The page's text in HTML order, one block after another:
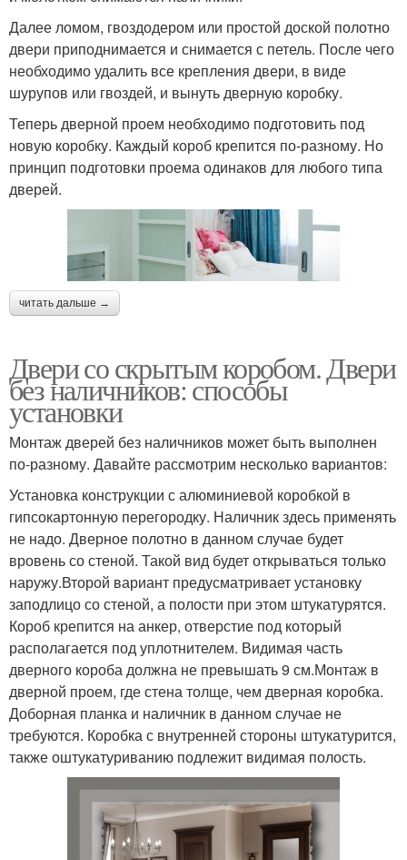
Далее ломом, гвоздодером или простой доской полотно
двери приподнимается и снимается с петель. После чего
необходимо удалить все крепления двери, в виде
шурупов или гвоздей, и вынуть дверную коробку.
Теперь дверной проем необходимо подготовить под
новую коробку. Каждый короб крепится по-разному. Но
принцип подготовки проема одинаков для любого типа
дверей.
читать дальше →
Двери со скрытым коробом. Двери
без наличников: способы
установки
Монтаж дверей без наличников может быть выполнен
по-разному. Давайте рассмотрим несколько вариантов:
Установка конструкции с алюминиевой коробкой в
гипсокартонную перегородку. Наличник здесь применять
не надо. Дверное полотно в данном случае будет
вровень со стеной. Такой вид будет открываться только
наружу.Второй вариант предусматривает установку
заподлицо со стеной, а полости при этом штукатурятся.
Короб крепится на анкер, отверстие под который
располагается под уплотнителем. Видимая часть
дверного короба должна не превышать 9 см.Монтаж в
дверной проем, где стена толще, чем дверная коробка.
Доборная планка и наличник в данном случае не
требуются. Коробка с внутренней стороны штукатурится,
также оштукатуриванию подлежит видимая полость.